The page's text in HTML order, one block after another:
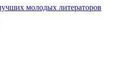
молодых литераторов